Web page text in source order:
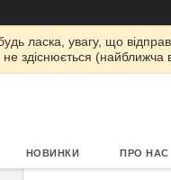
ласка, увагу, що
не здіснюється (найближча
НОВИНКИ ПРО НАС